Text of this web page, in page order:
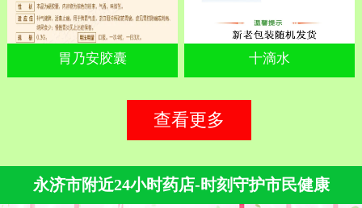
胃乃安胶囊 十滴水
查看更多
永济市附近24小时药店-时刻守护市民健康